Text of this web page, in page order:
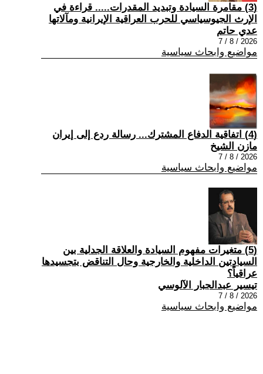
(3) مقامرة السيادة وتبديد المقدرات..... قراءة في
الإرث الجيوسياسي للحرب العراقية الإيرانية ومآلاتها
عدي حاتم
2026 / 8 / 7
مواضيع وابحاث سياسية
(4) اتفاقية الدفاع المشترك... رسالة ردع إلى إيران
مازن الشيخ
2026 / 8 / 7
مواضيع وابحاث سياسية
(5) متغيرات مفهوم السيادة والعلاقة الجدلية بين
السيادتين الداخلية والخارجية وحال التناقض بتجسيدها
عراقياً؟
تيسير عبدالجبار الآلوسي
2026 / 8 / 7
مواضيع وابحاث سياسية